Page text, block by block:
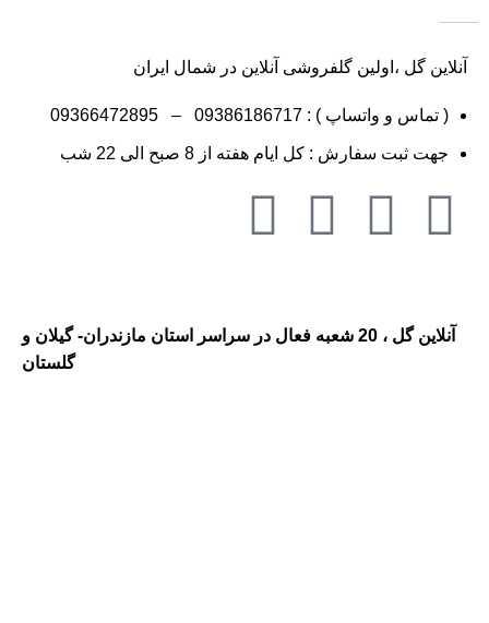
آنلاین گل ،اولین گلفروشی آنلاین در شمال ایران
( تماس و واتساپ ) :09386186717
–
09366472895
جهت ثبت سفارش : کل ایام هفته از 8 صبح الی 22 شب
آنلاین گل ، 20 شعبه فعال در سراسر استان مازندران- گیلان و
گلستان